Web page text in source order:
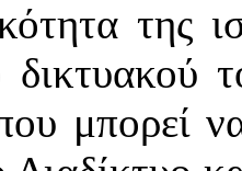
της
δικτυακού
μπορεί